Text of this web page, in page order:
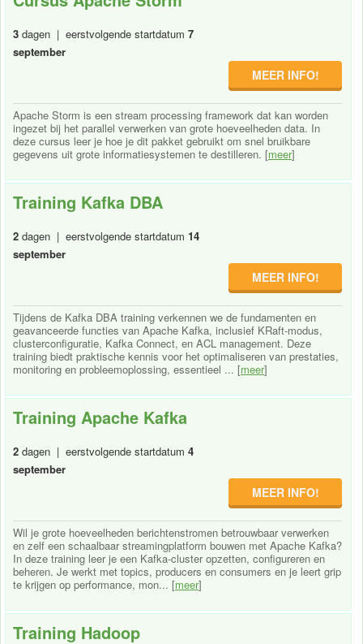
3 dagen | eerstvolgende startdatum 7
september
MEER INFO!
Apache Storm is een stream processing framework dat kan worden
ingezet bij het parallel verwerken van grote hoeveelheden data. In
deze cursus leer je hoe je dit pakket gebruikt om snel bruikbare
gegevens uit grote informatiesystemen te destilleren. [meer]
Training Kafka DBA
2 dagen | eerstvolgende startdatum 14
september
MEER INFO!
Tijdens de Kafka DBA training verkennen we de fundamenten en
geavanceerde functies van Apache Kafka, inclusief KRaft-modus,
clusterconfiguratie, Kafka Connect, en ACL management. Deze
training biedt praktische kennis voor het optimaliseren van prestaties,
monitoring en probleemoplossing, essentieel ... [meer]
Training Apache Kafka
2 dagen | eerstvolgende startdatum 4
september
MEER INFO!
Wil je grote hoeveelheden berichtenstromen betrouwbaar verwerken
en zelf een schaalbaar streamingplatform bouwen met Apache Kafka?
In deze training leer je een Kafka-cluster opzetten, configureren en
beheren. Je werkt met topics, producers en consumers en je leert grip
te krijgen op performance, mon... [meer]
Training Hadoop